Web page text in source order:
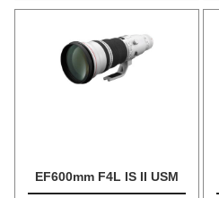
EF600mm F4L IS II USM